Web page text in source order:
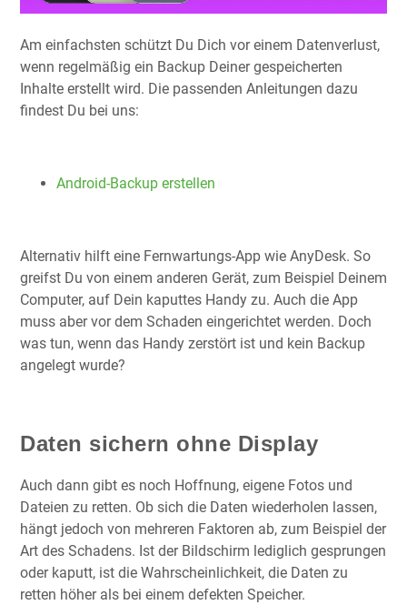
Am einfachsten schützt Du Dich vor einem Datenverlust,
wenn regelmäßig ein Backup Deiner gespeicherten
Inhalte erstellt wird. Die passenden Anleitungen dazu
findest Du bei uns:
Android-Backup erstellen
Alternativ hilft eine Fernwartungs-App wie AnyDesk. So
greifst Du von einem anderen Gerät, zum Beispiel Deinem
Computer, auf Dein kaputtes Handy zu. Auch die App
muss aber vor dem Schaden eingerichtet werden. Doch
was tun, wenn das Handy zerstört ist und kein Backup
angelegt wurde?
Daten sichern ohne Display
Auch dann gibt es noch Hoffnung, eigene Fotos und
Dateien zu retten. Ob sich die Daten wiederholen lassen,
hängt jedoch von mehreren Faktoren ab, zum Beispiel der
Art des Schadens. Ist der Bildschirm lediglich gesprungen
oder kaputt, ist die Wahrscheinlichkeit, die Daten zu
retten höher als bei einem defekten Speicher.